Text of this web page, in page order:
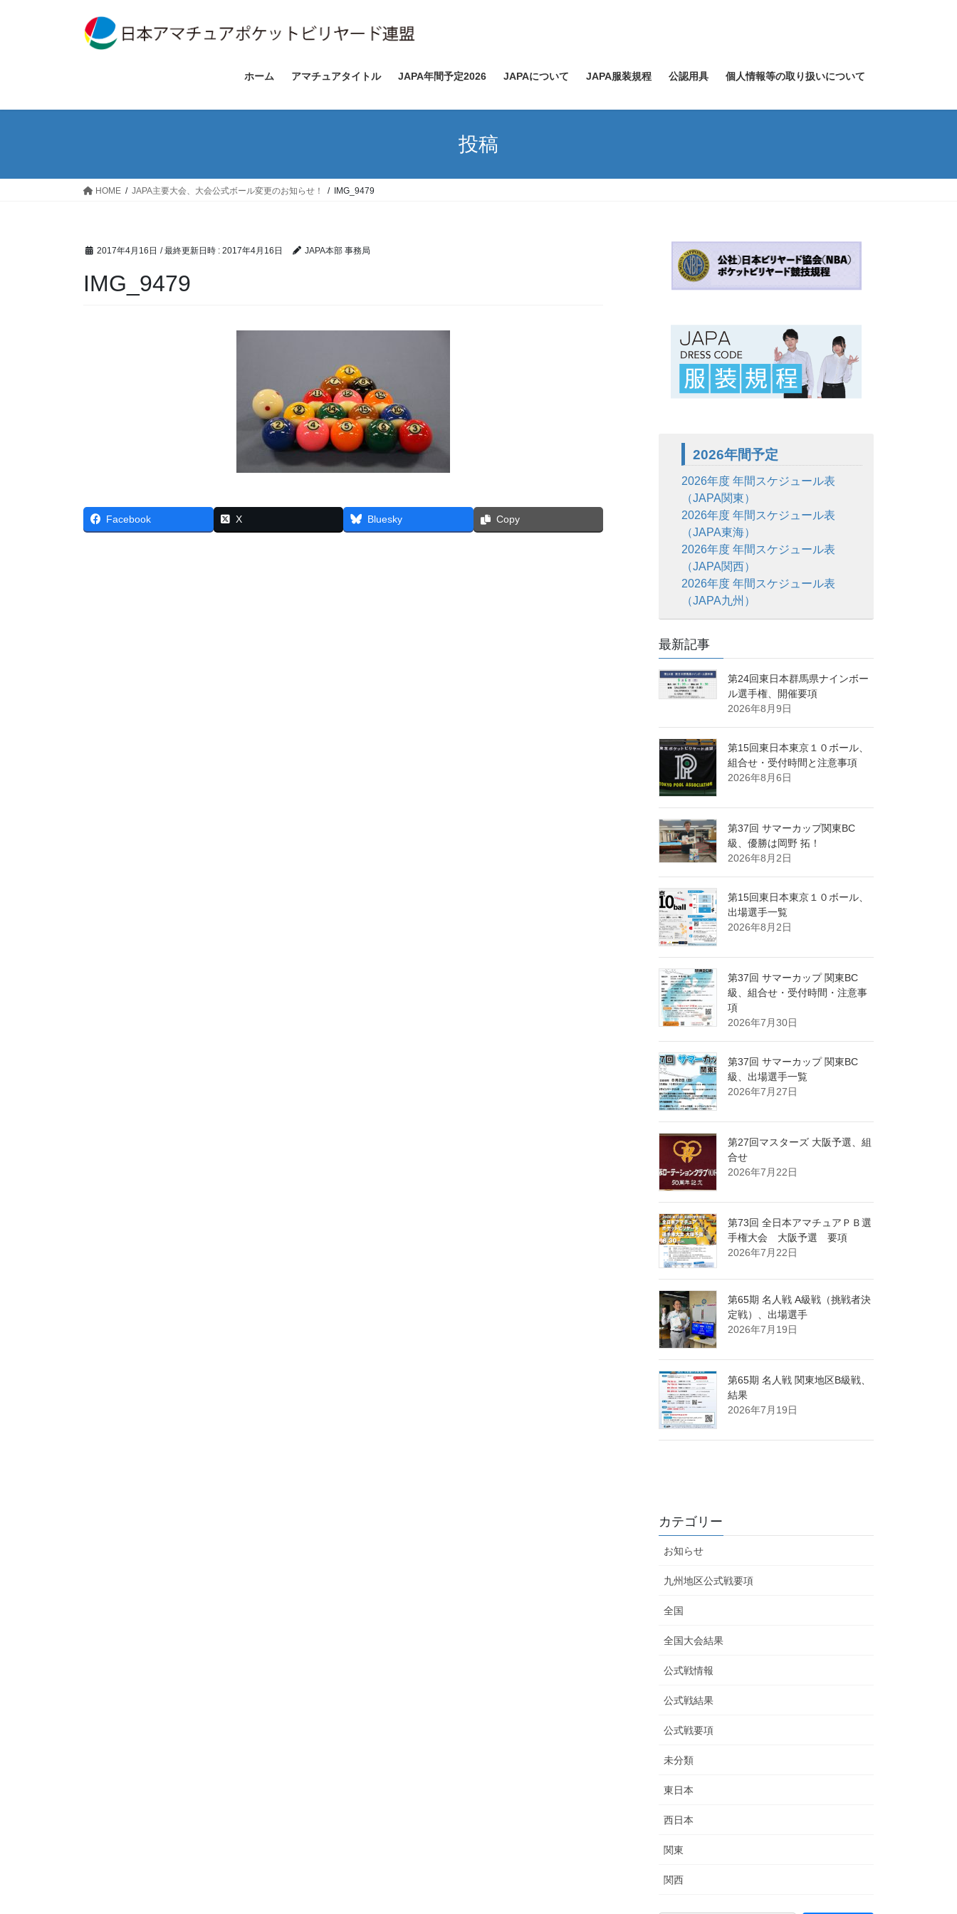
ス
ン
ホーム アマチュアタイトル JAPA年間予定2026 JAPAについて JAPA服装規程 公認用具 個人情報等の取り扱いについて
投稿
HOME JAPA主要大会、大会公式ボール変更のお知らせ！ IMG_9479
2017年4月16日 / 最終更新日時 : 2017年4月16日 JAPA本部 事務局
IMG_9479
Facebook X Bluesky Copy
2026年間予定
2026年度 年間スケジュール表
（JAPA関東）
2026年度 年間スケジュール表
（JAPA東海）
2026年度 年間スケジュール表
（JAPA関西）
2026年度 年間スケジュール表
（JAPA九州）
最新記事
第24回東日本群馬県ナインボー
ル選手権、開催要項
2026年8月9日
第15回東日本東京１０ボール、
組合せ・受付時間と注意事項
2026年8月6日
第37回 サマーカップ関東BC
級、優勝は岡野 拓！
2026年8月2日
第15回東日本東京１０ボール、
出場選手一覧
2026年8月2日
第37回 サマーカップ 関東BC
級、組合せ・受付時間・注意事
項
2026年7月30日
第37回 サマーカップ 関東BC
級、出場選手一覧
2026年7月27日
第27回マスターズ 大阪予選、組
合せ
2026年7月22日
第73回 全日本アマチュアＰＢ選
手権大会 大阪予選 要項
2026年7月22日
第65期 名人戦 A級戦（挑戦者決
定戦）、出場選手
2026年7月19日
第65期 名人戦 関東地区B級戦、
結果
2026年7月19日
カテゴリー
お知らせ
九州地区公式戦要項
全国
全国大会結果
公式戦情報
公式戦結果
公式戦要項
未分類
東日本
西日本
関東
関西